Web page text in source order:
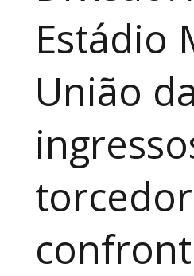
Estádio
União